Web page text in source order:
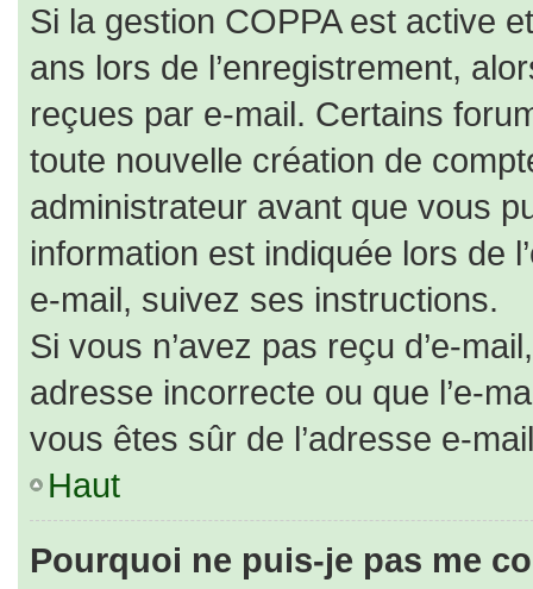
Si la gestion COPPA est active
ans lors de l’enregistrement,
reçues par e-mail. Certains
toute nouvelle création de
administrateur avant que vous
information est indiquée lors de
e-mail, suivez ses instructions.
Si vous n’avez pas reçu d’e-
adresse incorrecte ou que l’e-
vous êtes sûr de l’adresse e-
Haut
Pourquoi ne puis-je pas me